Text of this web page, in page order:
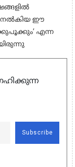
നൽകിയ ഈ
എന്ന
Subscribe